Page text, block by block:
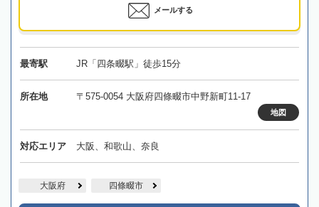
メールする
最寄駅 JR「四条畷駅」徒歩15分
所在地 〒575-0054 大阪府四條畷市中野新町11-17
地図
対応エリア 大阪、和歌山、奈良
大阪府 四條畷市